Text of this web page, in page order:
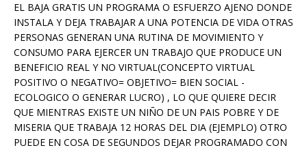
EL BAJA GRATIS UN PROGRAMA O ESFUERZO AJENO DONDE
INSTALA Y DEJA TRABAJAR A UNA POTENCIA DE VIDA OTRAS
PERSONAS GENERAN UNA RUTINA DE MOVIMIENTO Y
CONSUMO PARA EJERCER UN TRABAJO QUE PRODUCE UN
BENEFICIO REAL Y NO VIRTUAL(CONCEPTO VIRTUAL
POSITIVO O NEGATIVO= OBJETIVO= BIEN SOCIAL -
ECOLOGICO O GENERAR LUCRO) , LO QUE QUIERE DECIR
QUE MIENTRAS EXISTE UN NIÑO DE UN PAIS POBRE Y DE
MISERIA QUE TRABAJA 12 HORAS DEL DIA (EJEMPLO) OTRO
PUEDE EN COSA DE SEGUNDOS DEJAR PROGRAMADO CON